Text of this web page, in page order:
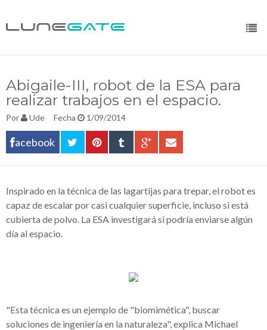
Abigaile-III, robot de la ESA para
realizar trabajos en el espacio.
Por Ude Fecha 1/09/2014
acebook
Inspirado en la técnica de las lagartijas para trepar, el robot es
capaz de escalar por casi cualquier superficie, incluso si está
cubierta de polvo. La ESA investigará si podría enviarse algún
día al espacio.
"Esta técnica es un ejemplo de "biomimética", buscar
soluciones de ingeniería en la naturaleza", explica Michael